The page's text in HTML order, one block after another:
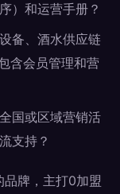
）和运营手册？
备、酒水供应链
含会员管理和营
国或区域营销活
支持？
牌，主打0加盟